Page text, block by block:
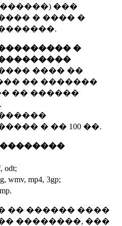
���
� ���� �
�
���� ��
�� �������
�� ������
� �� 100 ��.
odt;
wmv, mp4, 3gp;
�� ������ ����
��������, ���